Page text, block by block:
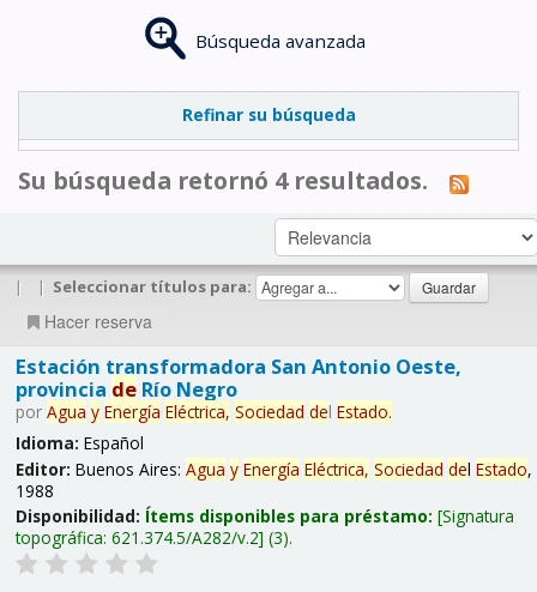
Búsqueda avanzada
Refinar su búsqueda
Su búsqueda retornó 4 resultados.
| | Seleccionar títulos para:
Hacer reserva
Estación transformadora San Antonio Oeste,
provincia deRío Negro
por Agua y Energía Eléctrica, Sociedad del Estado.
Idioma: Español
Editor: Buenos Aires: Agua y Energía Eléctrica, Sociedad del Estado,
1988
Disponibilidad: Ítems disponibles para préstamo: Signatura
topográfica: 621.374.5/A282/v.2 (3).